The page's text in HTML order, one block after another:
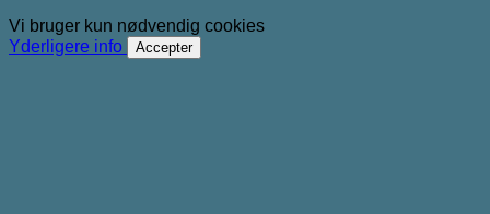
Vi bruger kun nødvendig cookies
Yderligere info
Accepter